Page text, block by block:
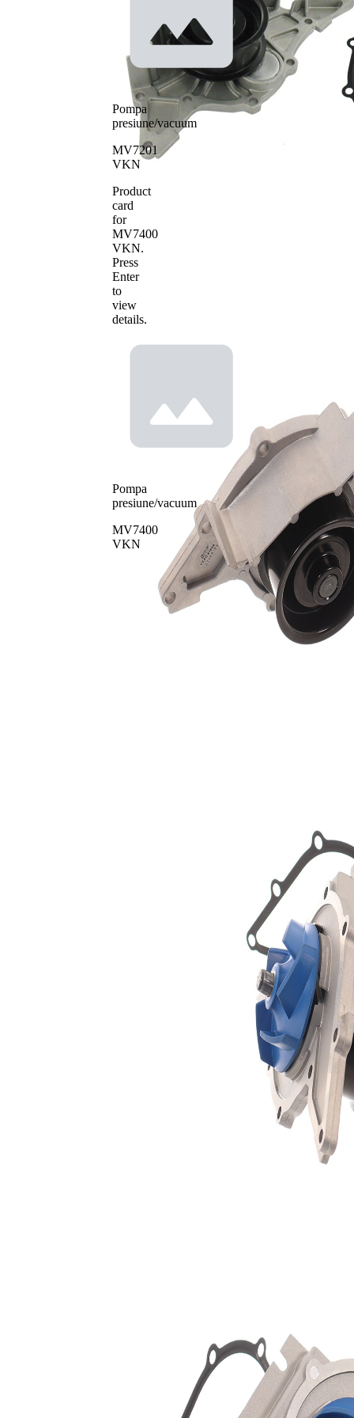
transmizie
cu
caneluri
Material roata
pale - pompa
plastic
Pompa
presiune/vacuum
MV7201
VKN
Product
card
for
MV7400
VKN.
Press
Enter
to
view
details.
Pompa
presiune/vacuum
MV7400
VKN